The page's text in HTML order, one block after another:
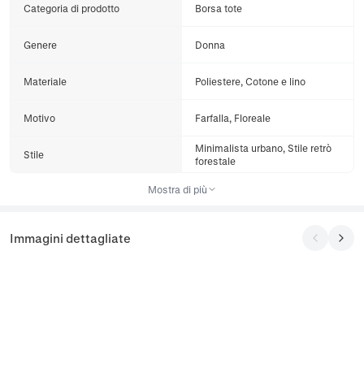
Categoria di prodotto Borsa tote
Genere Donna
Materiale Poliestere, Cotone e lino
Motivo Farfalla, Floreale
Stile
Minimalista urbano, Stile retrò
forestale
Mostra di più
Immagini dettagliate